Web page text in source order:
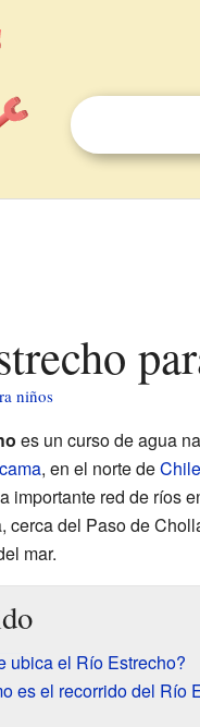
niños
es un curso de agua
, en el norte deChile
importante red de ríos
cerca del Paso de
mar.
ubica el Río Estrecho?
es el recorrido del Río